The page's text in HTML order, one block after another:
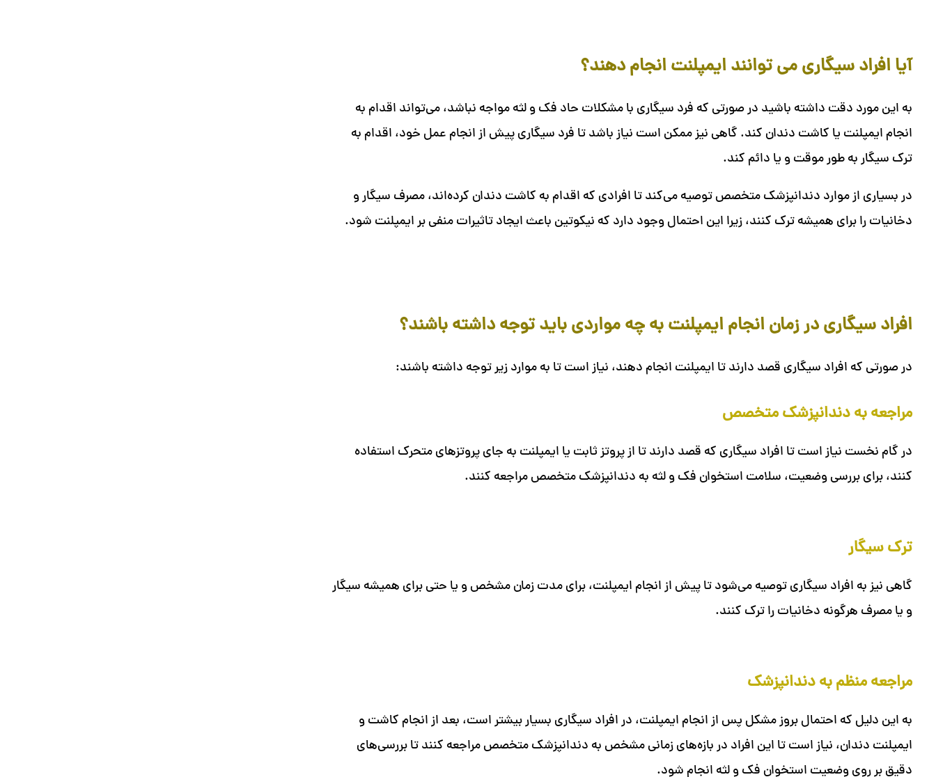
آیا افراد سیگاری می توانند ایمپلنت انجام دهند؟
به این مورد دقت داشته باشید در صورتی که فرد سیگاری با مشکلات حاد فک و لثه مواجه نباشد، می‌تواند اقدام به
انجام ایمپلنت یا کاشت دندان کند. گاهی نیز ممکن است نیاز باشد تا فرد سیگاری پیش از انجام عمل خود، اقدام به
ترک سیگار به طور موقت و یا دائم کند.
در بسیاری از موارد دندانپزشک متخصص توصیه می‌کند تا افرادی که اقدام به کاشت دندان کرده‌اند، مصرف سیگار و
دخانیات را برای همیشه ترک کنند، زیرا این احتمال وجود دارد که نیکوتین باعث ایجاد تاثیرات منفی بر ایمپلنت شود.
افراد سیگاری در زمان انجام ایمپلنت به چه مواردی باید توجه داشته باشند؟
در صورتی که افراد سیگاری قصد دارند تا ایمپلنت انجام دهند، نیاز است تا به موارد زیر توجه داشته باشند:
مراجعه به دندانپزشک متخصص
در گام نخست نیاز است تا افراد سیگاری که قصد دارند تا از پروتز ثابت یا ایمپلنت به جای پروتزهای متحرک استفاده
کنند، برای بررسی وضعیت، سلامت استخوان فک و لثه به دندانپزشک متخصص مراجعه کنند.
ترک سیگار
گاهی نیز به افراد سیگاری توصیه می‌شود تا پیش از انجام ایمپلنت، برای مدت زمان مشخص و یا حتی برای همیشه سیگار
و یا مصرف هرگونه دخانیات را ترک کنند.
مراجعه منظم به دندانپزشک
به این دلیل که احتمال بروز مشکل پس از انجام ایمپلنت، در افراد سیگاری بسیار بیشتر است، بعد از انجام کاشت و
ایمپلنت دندان، نیاز است تا این افراد در بازه‌های زمانی مشخص به دندانپزشک متخصص مراجعه کنند تا بررسی‌های
دقیق بر روی وضعیت استخوان فک و لثه انجام شود.